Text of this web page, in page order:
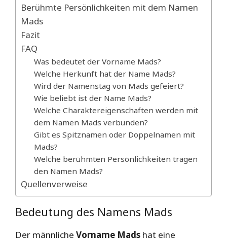
Berühmte Persönlichkeiten mit dem Namen
Mads
Fazit
FAQ
Was bedeutet der Vorname Mads?
Welche Herkunft hat der Name Mads?
Wird der Namenstag von Mads gefeiert?
Wie beliebt ist der Name Mads?
Welche Charaktereigenschaften werden mit
dem Namen Mads verbunden?
Gibt es Spitznamen oder Doppelnamen mit
Mads?
Welche berühmten Persönlichkeiten tragen
den Namen Mads?
Quellenverweise
Bedeutung des Namens Mads
Der männliche Vorname Mads hat eine